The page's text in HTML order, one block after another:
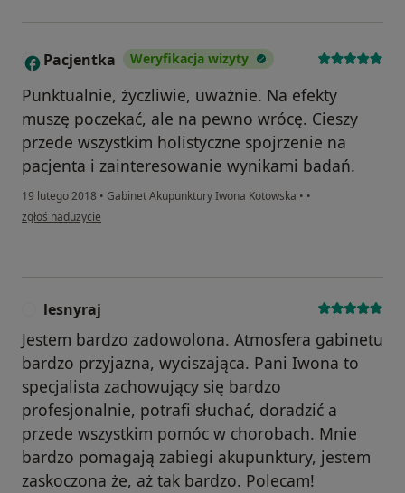
P Pacjentka Weryfikacja wizyty
Punktualnie, życzliwie, uważnie. Na efekty
muszę poczekać, ale na pewno wrócę. Cieszy
przede wszystkim holistyczne spojrzenie na
pacjenta i zainteresowanie wynikami badań.
19 lutego 2018 • Gabinet Akupunktury Iwona Kotowska • •
w opinii użytkownika Pacjentka
zgłoś nadużycie
lesnyraj
Jestem bardzo zadowolona. Atmosfera gabinetu
bardzo przyjazna, wyciszająca. Pani Iwona to
specjalista zachowujący się bardzo
profesjonalnie, potrafi słuchać, doradzić a
przede wszystkim pomóc w chorobach. Mnie
bardzo pomagają zabiegi akupunktury, jestem
zaskoczona że, aż tak bardzo. Polecam!